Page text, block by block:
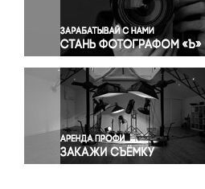
Правосудие
Происшествия и конфликты
Религия
Светская жизнь
Спорт
Экология
Экономика и бизнес